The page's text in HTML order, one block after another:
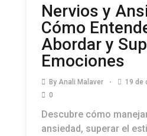
Nervios y
Cómo
Abordar y
Emociones
By Anali Malaver
19 de
0
Descubre cómo
ansiedad, superar el